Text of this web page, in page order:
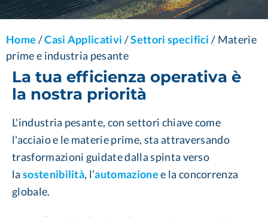
Home /Casi Applicativi /Settori specifici / Materie
prime e industria pesante
La tua efficienza operativa è
la nostra priorità
L'industria pesante, con settori chiave come
l'acciaio e le materie prime, sta attraversando
trasformazioni guidate dalla spinta verso
la sostenibilità, l’automazionee la concorrenza
globale.